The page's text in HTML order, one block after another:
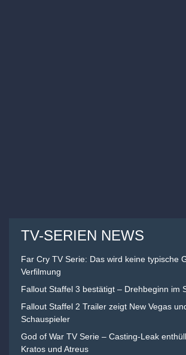
TV-SERIEN NEWS
Far Cry TV Serie: Das wird keine typische
Verfilmung
Fallout Staffel 3 bestätigt – Drehbeginn im
Fallout Staffel 2 Trailer zeigt New Vegas
Schauspieler
God of War TV Serie – Casting-Leak
Kratos und Atreus